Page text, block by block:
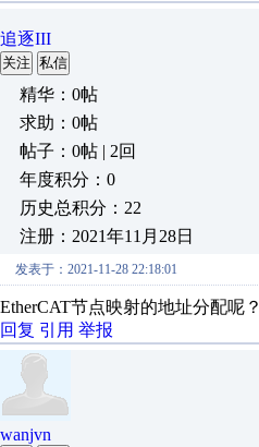
追逐III
关注 私信
精华：0帖
求助：0帖
帖子：0帖 | 2回
年度积分：0
历史总积分：22
注册：2021年11月28日
发表于：2021-11-28 22:18:01
EtherCAT节点映射的地址分配呢？
回复 引用 举报
wanjvn